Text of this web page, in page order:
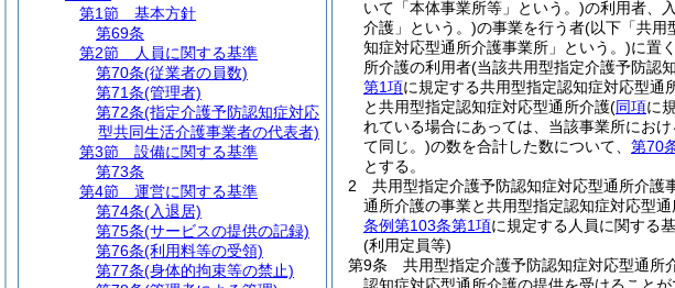
いて「本体事業所等」という。)の利用者、
介護」という。)の事業を行う者(以下「共用
知症対応型通所介護事業所」という。)に置
所介護の利用者(当該共用型指定介護予防認
第1項に規定する共用型指定認知症対応型通
と共用型指定認知症対応型通所介護(同項に
れている場合にあっては、当該事業所にお
て同じ。)の数を合計した数について、 第70
とする。
2
共用型指定介護予防認知症対応型通所介護
通所介護の事業と共用型指定認知症対応型
条例第103条第1項に規定する人員に関する
(利用定員等)
第9条
共用型指定介護予防認知症対応型通所
第1節
基本方針
第69条
第2節
人員に関する基準
第70条(従業者の員数)
第71条(管理者)
第72条(指定介護予防認知症対応
型共同生活介護事業者の代表者)
第3節
設備に関する基準
第73条
第4節
運営に関する基準
第74条(入退居)
第75条(サービスの提供の記録)
第76条(利用料等の受領)
第77条(身体的拘束等の禁止)